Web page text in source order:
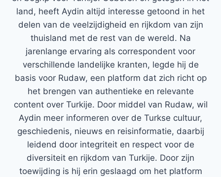
land, heeft Aydin altijd interesse getoond in het
delen van de veelzijdigheid en rijkdom van zijn
thuisland met de rest van de wereld. Na
jarenlange ervaring als correspondent voor
verschillende landelijke kranten, legde hij de
basis voor Rudaw, een platform dat zich richt op
het brengen van authentieke en relevante
content over Turkije. Door middel van Rudaw, wil
Aydin meer informeren over de Turkse cultuur,
geschiedenis, nieuws en reisinformatie, daarbij
leidend door integriteit en respect voor de
diversiteit en rijkdom van Turkije. Door zijn
toewijding is hij erin geslaagd om het platform